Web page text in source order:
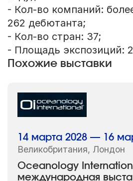
- Кол-во компаний:
262 дебютанта;
- Кол-во стран: 37;
- Площадь экспозиций:
Похожие выставки
Oceanology
международная
14 марта 2028 — 16
Великобритания, Лондон